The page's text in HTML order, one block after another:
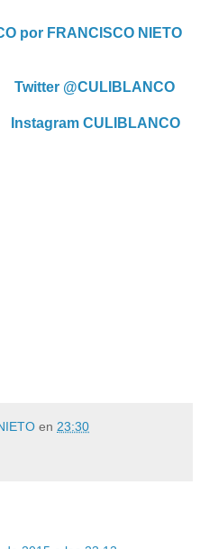
por FRANCISCO NIETO
Twitter @CULIBLANCO
Instagram CULIBLANCO
en 23:30